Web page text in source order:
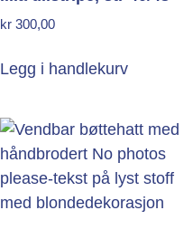
kr 300,00
Legg i handlekurv